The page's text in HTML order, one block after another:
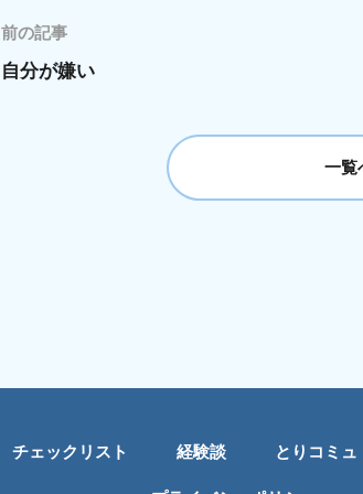
前の記事
自分が嫌い
一覧
チェックリスト 経験談 とりコミュ